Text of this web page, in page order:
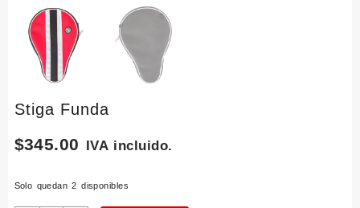
Stiga Funda
$345.00 IVA incluido.
Solo quedan 2 disponibles